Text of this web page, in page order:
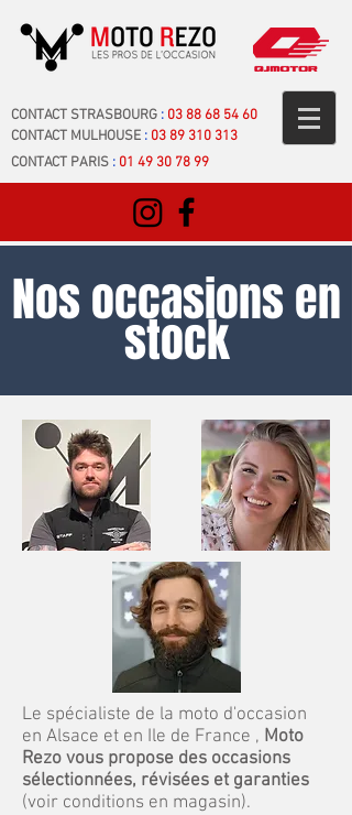
CONTACT STRASBOURG : 03 88 68 54 60
CONTACT MULHOUSE : 03 89 310 313
CONTACT PARIS : 01 49 30 78 99
Nos occasions en
stock
Le spécialiste de la moto d'occasion
en Alsace et en Ile de France , Moto
Rezo vous propose des occasions
sélectionnées, révisées et garanties
(voir conditions en magasin).